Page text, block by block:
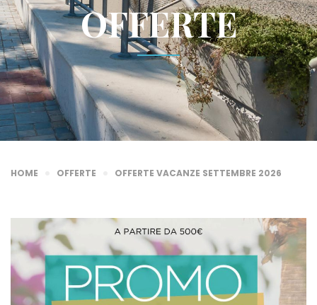
OFFERTE
HOME OFFERTE OFFERTE VACANZE SETTEMBRE 2026